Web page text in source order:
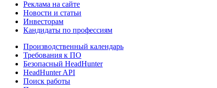
Реклама на сайте
Новости и статьи
Инвесторам
Кандидаты по профессиям
Производственный календарь
Требования к ПО
Безопасный HeadHunter
HeadHunter API
Поиск работы